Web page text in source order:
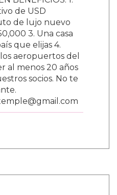
de USD
de lujo nuevo
3. Una casa
que elijas 4.
aeropuertos del
al menos 20 años
socios. No te